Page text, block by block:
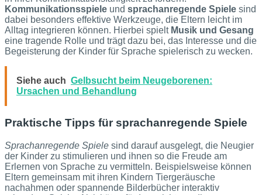
Kommunikationsspiele und sprachanregende Spiele sind
dabei besonders effektive Werkzeuge, die Eltern leicht im
Alltag integrieren können. Hierbei spielt Musik und Gesang
eine tragende Rolle und trägt dazu bei, das Interesse und die
Begeisterung der Kinder für Sprache spielerisch zu wecken.
Siehe auch Gelbsucht beim Neugeborenen:
Ursachen und Behandlung
Praktische Tipps für sprachanregende Spiele
Sprachanregende Spiele sind darauf ausgelegt, die Neugier
der Kinder zu stimulieren und ihnen so die Freude am
Erlernen von Sprache zu vermitteln. Beispielsweise können
Eltern gemeinsam mit ihren Kindern Tiergeräusche
nachahmen oder spannende Bilderbücher interaktiv